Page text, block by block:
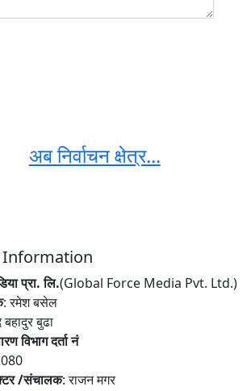
अब निर्वाचन क्षेत्र...
Information
प्रा. लि.(Global Force Media Pvt. Ltd.)
: रमेश बसेल
बहादुर बुढा
विभाग दर्ता नं
/संचालक: राजन मगर